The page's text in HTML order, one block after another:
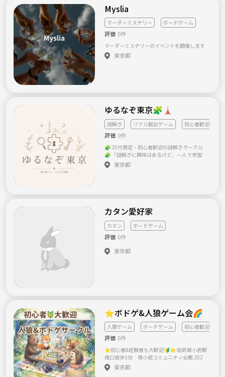
をお断りします。 🔰初めまして大歓迎🙋‍♀️！ お
友達と一緒も1人でもOK✨ 上手い下手関係な
ーいっ！ ｢楽しむ｣気持ちが大事◎ ちょっとで
も気になった人、集合です🥳 はじめましてが
多い会なので、 最初はちょっとソワソワ🫣 で
も少し経つと楽しさが出てきます¨̮⃝ 「今日来て
よかった〜！」ってなる時間に みんなでして
いきましょ✨ ━━━━━━━━━━━━━━
9:00〜21:00】 🎤カラオケ 1人参加でも、好
きな曲を歌ってオッケー⭕️ アップテンポから
バラードまで、人目を気にする必要なし！ 【2
1:30〜23:00】 🍻 打ち上げ（後半：任意参
加） スタジオ内または近くのお店で、飲み
会！ 【23:00頃】 解散 💰 参加費 3,500円 ※飲
み会・打ち上げ代は別途実費（必要に応じ
て）となります。 ━━━━━━━━━━━━
━━━━━━━━━━━━━━ 🍻 カラオケで
を遣う「良い人」は一時休業。肩書きも忘れ
て、本音で語り合いましょう🍻 もちろん、 🥤
ソフトドリンク派の方 🚫 お酒が苦手な方 も一
切気兼ねなく楽しめるフラットな雰囲気です。
━━━━━━━━━━━━━━━━━━━━
━━━━━━━━━━━━━━━━━━━━
━━━━━━━━━━━━━━━━━━━━
━━━ 全員が心からスッキリして、安心して
楽しめる場にするため、 以下のルールを徹底
しています。 🤝 リスペクトの気持ち 相手への
い。 📩 キャンセルについて 万が一遅れる場合
や参加できなくなった場合は、他の参加者の
ためにも必ず事前連絡をお願いします（無断
Myslia
マーダーミステリー ボードゲーム
評価 0件
マーダーミステリーのイベントを開催します
東京都
ゆるなぞ東京🧩🗼
謎解き リアル脱出ゲーム 初心者歓迎
評価 0件
🧩 20代限定・初心者歓迎の謎解きサークル
🧩 「謎解きに興味はあるけど、一人で参加す
るのは不安…」 「初心者でも楽しめるイベン
トに行ってみたい！」 そんな人のための、ゆ
・謎解き・リアル脱出ゲームが好き ・初心者
だけどやってみたい ・一緒に遊べる友達を作
りたい ・休日を楽しく過ごしたい ・一人参加
でも安心して参加したい 【活動内容】 リアル
脱出ゲームやボードゲームなど、サークル内
す！ また、希望者でイベント後にカフェやご
東京都
カタン愛好家
カタン ボードゲーム
評価 0件
東京都
⭐️ボドゲ&人狼ゲーム会🌈
人狼ゲーム ボードゲーム 初心者歓迎
評価 0件
⭐️初心者&経験者も大歓迎🔰⭐️ 総武線小岩駅
南口徒歩5分 南小岩コミュニティ会館 2026
年8月15日（土曜）17時30分スタート！ 21：
00終了 🌸内容🌸 ⭐︎人狼ゲーム ⭐︎色んなボー
東京都